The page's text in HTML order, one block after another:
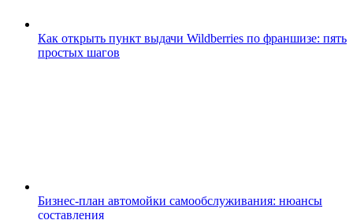
Как открыть пункт выдачи Wildberries по франшизе: пять
простых шагов
Бизнес-план автомойки самообслуживания: нюансы
составления